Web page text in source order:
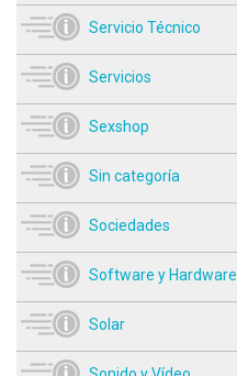
Servicio Técnico
Servicios
Sexshop
Sin categoría
Sociedades
Software y Hardware
Solar